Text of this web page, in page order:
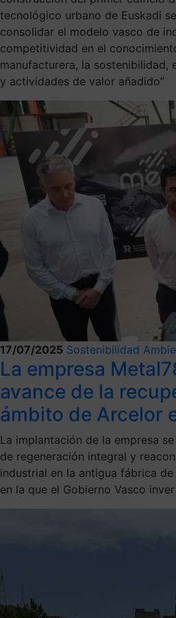
tecnológico urbano de Euskadi
consolidar el modelo vasco de
competitividad en el
manufacturera, la sostenibilidad,
y actividades de valor añadido”
17/07/2025 Sostenibilidad
La empresa
avance de la
ámbito de Arcelor
La implantación de la empresa
de regeneración integral y
industrial en la antigua fábrica
en la que el Gobierno Vasco